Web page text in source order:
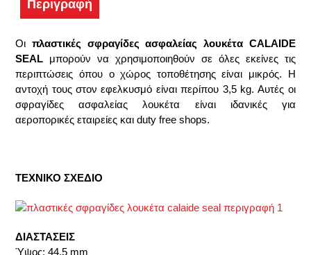
Περιγραφή
Οιπλαστικές σφραγίδες ασφαλείας λουκέτα CALAIDE
SEAL μπορούν να χρησιμοποιηθούν σε όλες εκείνες τις
περιπτώσεις όπου ο χώρος τοποθέτησης είναι μικρός. Η
αντοχή τους στον εφελκυσμό είναι περίπου 3,5 kg. Αυτές οι
σφραγίδες ασφαλείας λουκέτα είναι ιδανικές για
αεροπορικές εταιρείες και duty free shops.
ΤΕΧΝΙΚΟ ΣΧΕΔΙΟ
ΔΙΑΣΤΑΣΕΙΣ
Ύψος: 44,5 mm